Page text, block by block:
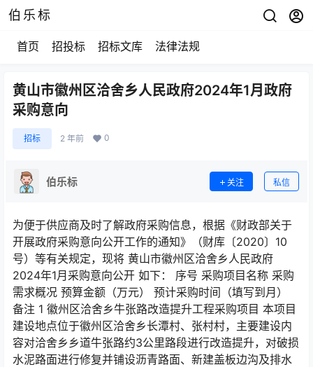
伯乐标
首页 招投标 招标文库 法律法规
黄山市徽州区洽舍乡人民政府2024年1月政府
采购意向
招标 2 年前 0
伯乐标 关注 私信
为便于供应商及时了解政府采购信息，根据《财政部关于
开展政府采购意向公开工作的通知》（财库〔2020〕10
号）等有关规定，现将 黄山市徽州区洽舍乡人民政府
2024年1月采购意向公开 如下： 序号 采购项目名称 采购
需求概况 预算金额（万元） 预计采购时间（填写到月）
备注 1 徽州区洽舍乡牛张路改造提升工程采购项目 本项目
建设地点位于徽州区洽舍乡长潭村、张村村，主要建设内
容对洽舍乡乡道牛张路约3公里路段进行改造提升，对破损
水泥路面进行修复并铺设沥青路面、新建盖板边沟及排水